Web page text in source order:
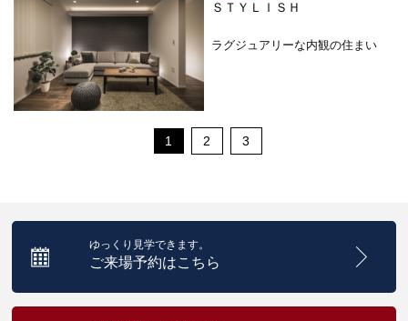
ＳＴＹＬＩＳＨ
ラグジュアリーな内観の住まい
1 2 3
ゆっくり見学できます。
ご来場予約はこちら